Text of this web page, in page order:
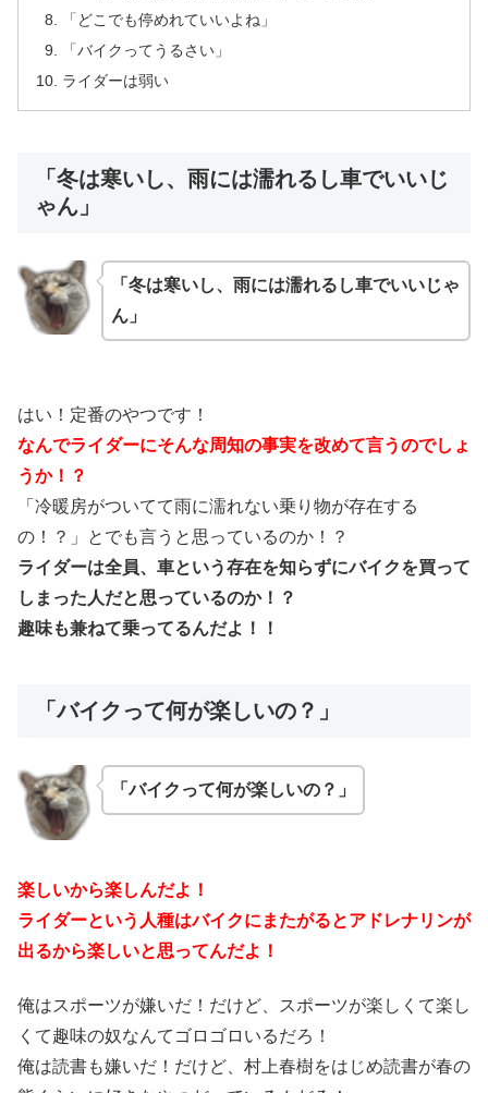
「どこでも停めれていいよね」
「バイクってうるさい」
ライダーは弱い
「冬は寒いし、雨には濡れるし車でいいじ
ゃん」
「冬は寒いし、雨には濡れるし車でいいじゃ
ん」
はい！定番のやつです！
なんでライダーにそんな周知の事実を改めて言うのでしょ
うか！？
「冷暖房がついてて雨に濡れない乗り物が存在する
の！？」とでも言うと思っているのか！？
ライダーは全員、車という存在を知らずにバイクを買って
しまった人だと思っているのか！？
趣味も兼ねて乗ってるんだよ！！
「バイクって何が楽しいの？」
「バイクって何が楽しいの？」
楽しいから楽しんだよ！
ライダーという人種はバイクにまたがるとアドレナリンが
出るから楽しいと思ってんだよ！
俺はスポーツが嫌いだ！だけど、スポーツが楽しくて楽し
くて趣味の奴なんてゴロゴロいるだろ！
俺は読書も嫌いだ！だけど、村上春樹をはじめ読書が春の